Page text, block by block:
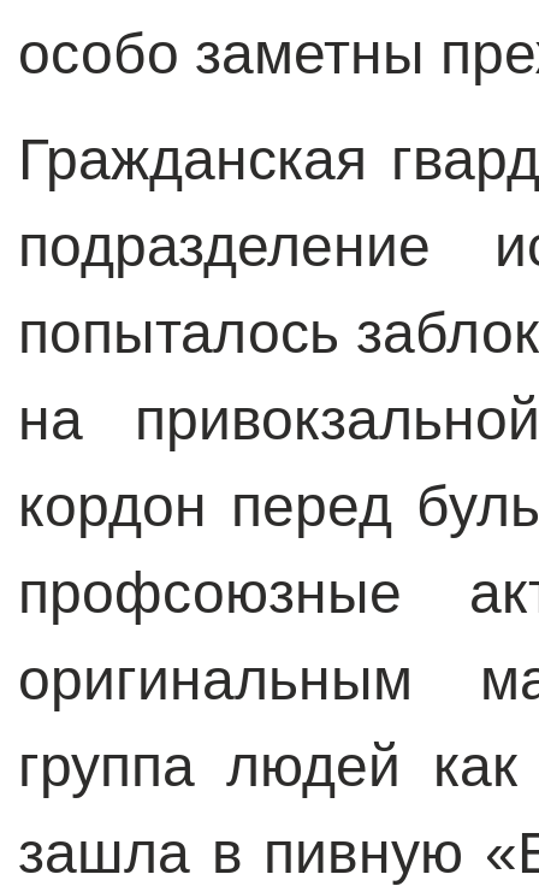
особо заметны
Гражданская
подразделение
попыталось
на
кордон перед
профсоюзные
оригинальным
группа людей
зашла в пивную